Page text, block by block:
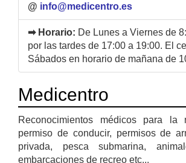
@ info@medicentro.es
➡ Horario: De Lunes a Viernes de
por las tardes de 17:00 a 19:00. El
Sábados en horario de mañana de
Medicentro
Reconocimientos médicos para la
permiso de conducir, permisos de
privada, pesca submarina,
embarcaciones de recreo etc...